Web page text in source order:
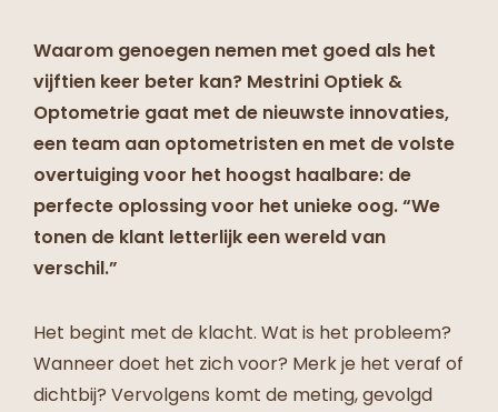
Waarom genoegen nemen met goed als het
vijftien keer beter kan? Mestrini Optiek &
Optometrie gaat met de nieuwste innovaties,
een team aan optometristen en met de volste
overtuiging voor het hoogst haalbare: de
perfecte oplossing voor het unieke oog. “We
tonen de klant letterlijk een wereld van
verschil.”
Het begint met de klacht. Wat is het probleem?
Wanneer doet het zich voor? Merk je het veraf of
dichtbij? Vervolgens komt de meting, gevolgd